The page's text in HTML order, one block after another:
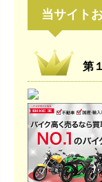
当サイト
第